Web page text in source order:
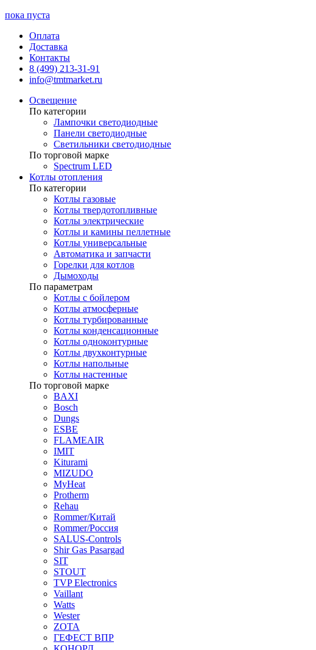
пока пуста
Оплата
Доставка
Контакты
8 (499) 213-31-91
info@tmtmarket.ru
Освещение
По категории
Лампочки светодиодные
Панели светодиодные
Светильники светодиодные
По торговой марке
Spectrum LED
Котлы отопления
По категории
Котлы газовые
Котлы твердотопливные
Котлы электрические
Котлы и камины пеллетные
Котлы универсальные
Автоматика и запчасти
Горелки для котлов
Дымоходы
По параметрам
Котлы с бойлером
Котлы атмосферные
Котлы турбированные
Котлы конденсационные
Котлы одноконтурные
Котлы двухконтурные
Котлы напольные
Котлы настенные
По торговой марке
BAXI
Bosch
Dungs
ESBE
FLAMEAIR
IMIT
Kiturami
MIZUDO
MyHeat
Protherm
Rehau
Rommer/Китай
Rommer/Россия
SALUS-Controls
Shir Gas Pasargad
SIT
STOUT
TVP Electronics
Vaillant
Watts
Wester
ZOTA
ГЕФЕСТ ВПР